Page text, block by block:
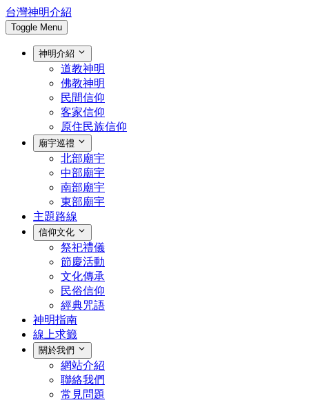
台灣神明介紹
Toggle Menu
神明介紹
道教神明
佛教神明
民間信仰
客家信仰
原住民族信仰
廟宇巡禮
北部廟宇
中部廟宇
南部廟宇
東部廟宇
主題路線
信仰文化
祭祀禮儀
節慶活動
文化傳承
民俗信仰
經典咒語
神明指南
線上求籤
關於我們
網站介紹
聯絡我們
常見問題